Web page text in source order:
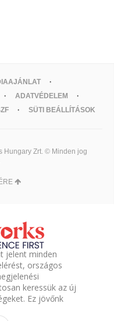
ADATVÉDELEM
SÜTI BEÁLLÍTÁSOK
Hungary Zrt. © Minden jog
jelent minden
országos
keressük az új
Ez jövőnk